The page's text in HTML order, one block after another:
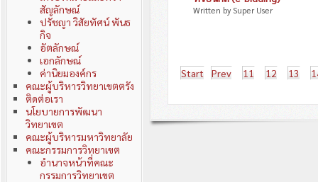
สัญลักษณ์
ปรัชญา วิสัยทัศน์ พันธ
กิจ
อัตลักษณ์
เอกลักษณ์
ค่านิยมองค์กร
คณะผู้บริหารวิทยาเขตตรัง
ติดต่อเรา
นโยบายการพัฒนา
วิทยาเขต
คณะผู้บริหารมหาวิทยาลัย
คณะกรรมการวิทยาเขต
อำนาจหน้าที่คณะ
กรรมการวิทยาเขต
Written by Super User
Start Prev 11 12 13